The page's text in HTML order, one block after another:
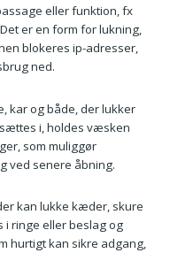
eller funktion, fx
er en form for lukning,
blokeres ip-adresser,
ned.
kar og både, der lukker
i, holdes væsken
som muliggør
ved senere åbning.
kan lukke kæder, skure
ringe eller beslag og
hurtigt kan sikre adgang,